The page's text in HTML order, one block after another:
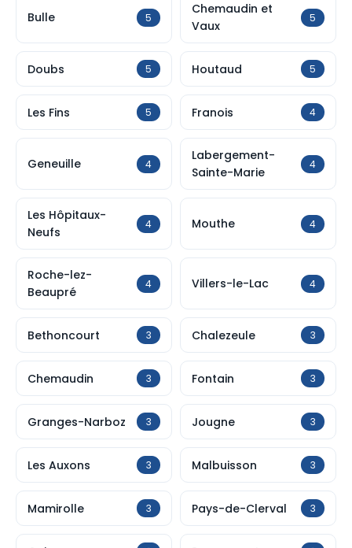
Bulle 5
Chemaudin et
Vaux
5
Doubs 5 Houtaud 5
Les Fins 5 Franois 4
Geneuille 4
Labergement-
Sainte-Marie
4
Les Hôpitaux-
Neufs
4 Mouthe 4
Roche-lez-
Beaupré
4 Villers-le-Lac 4
Bethoncourt 3 Chalezeule 3
Chemaudin 3 Fontain 3
Granges-Narboz 3 Jougne 3
Les Auxons 3 Malbuisson 3
Mamirolle 3 Pays-de-Clerval 3